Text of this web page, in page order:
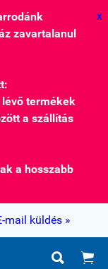
zavartalanul
termékek
a szállítás
a hosszabb
X
mail küldés »
 